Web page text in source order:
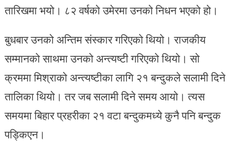
तारिखमा भयो। ८२ वर्षको उमेरमा उनको निधन भएको हो।
बुधबार उनको अन्तिम संस्कार गरिएको थियो। राजकीय
सम्मानको साथमा उनको अन्त्यष्टी गरिएको थियो। सो
क्रममा मिश्राको अन्त्यष्टीका लागि २१ बन्दुकले सलामी दिने
तालिका थियो। तर जब सलामी दिने समय आयो। त्यस
समयमा बिहार प्रहरीका २१ वटा बन्दुकमध्ये कुनै पनि बन्दुक
पड्किएन।